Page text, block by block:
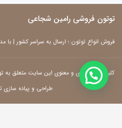
توتون فروشی رامین شجاعی
فروش انواع توتون ؛ ارسال به سراسر کشور | با
کلیه حقوق مادی و معنوی این سایت متعلق
طراحی و پیاده